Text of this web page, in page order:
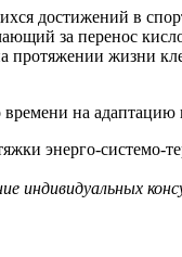
достижений в
за перенос
жизни
времени на
энерго-системо-
индивидуальных